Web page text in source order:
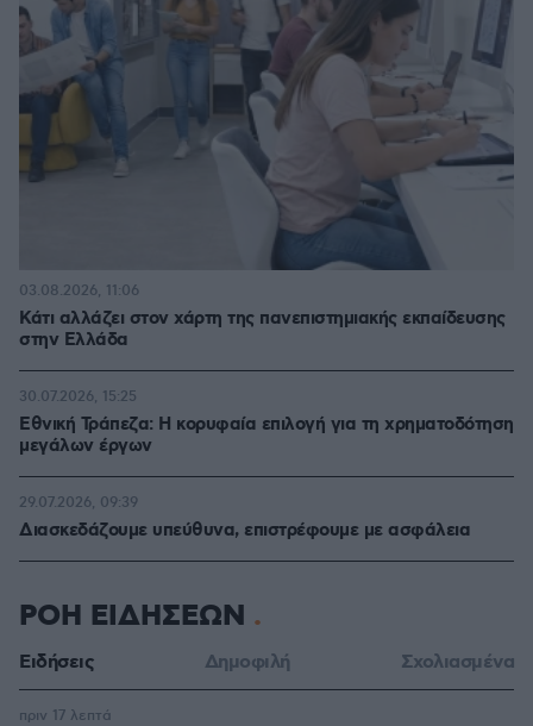
Κάτι αλλάζει στον χάρτη της πανεπιστημιακής εκπαίδευσης
στην Ελλάδα
03.08.2026, 11:06
Εθνική Τράπεζα: Η κορυφαία επιλογή για τη χρηματοδότηση
μεγάλων έργων
30.07.2026, 15:25
Διασκεδάζουμε υπεύθυνα, επιστρέφουμε με ασφάλεια
29.07.2026, 09:39
ΡΟΗ ΕΙΔΗΣΕΩΝ
Ειδήσεις Δημοφιλή Σχολιασμένα
πριν 17 λεπτά